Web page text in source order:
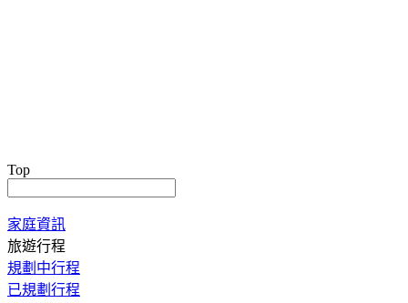
Top
家庭資訊
旅遊行程
規劃中行程
已規劃行程